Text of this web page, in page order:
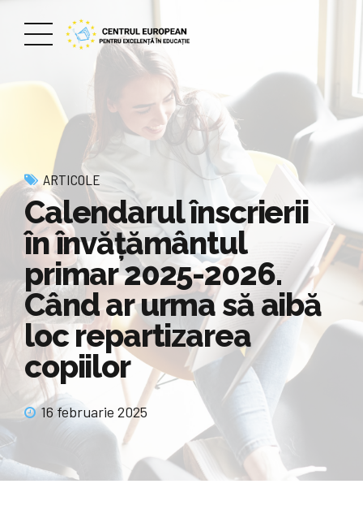
ARTICOLE
Calendarul înscrierii
în învăţământul
primar 2025-2026.
Când ar urma să aibă
loc repartizarea
copiilor
16 februarie 2025